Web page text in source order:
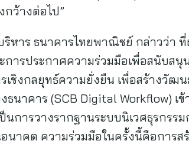
กว้างต่อไป”
หาร ธนาคารไทยพาณิชย์ กล่าวว่า
ารประกาศความร่วมมือเพื่อสนับสนุ
ชิงกลยุทธ์ความยั่งยืน เพื่อสร้างวัฒ
นาคาร (SCB Digital Workflow) เ
การวางรากฐานระบบนิเวศธุรกรรม
นาคต ความร่วมมือในครั้งนี้คือการส